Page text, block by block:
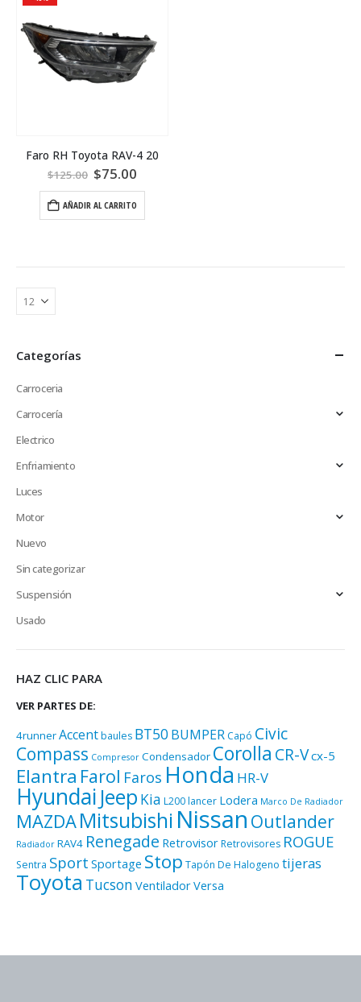
Faro RH Toyota RAV-4 20
$125.00 $75.00
AÑADIR AL CARRITO
Categorías
Carroceria
Carrocería
Electrico
Enfriamiento
Luces
Motor
Nuevo
Sin categorizar
Suspensión
Usado
HAZ CLIC PARA
VER PARTES DE:
4runnerAccentbaules BT50BUMPER Capó Civic
Compass Compresor Condensador Corolla CR-Vcx-5
Elantra Farol Faros Honda HR-V
Hyundai Jeep Kia L200lancer Lodera Marco De Radiador
MAZDAMitsubishi Nissan Outlander
Radiador RAV4 Renegade RetrovisorRetrovisores ROGUE
Sentra Sport Sportage Stop Tapón De Halogeno tijeras
Toyota Tucson VentiladorVersa